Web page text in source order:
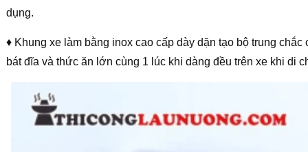
dụng.
♦ Khung xe làm bằng inox cao cấp dày dặn tạo bộ trung
bát đĩa và thức ăn lớn cùng 1 lúc khi dàng đều trên xe khi di